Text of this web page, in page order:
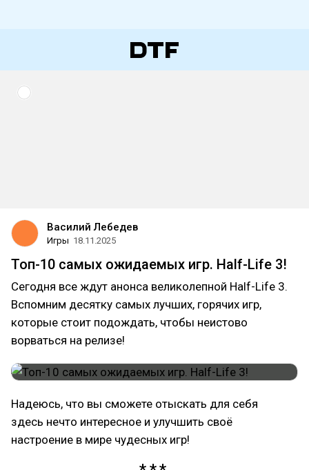
Василий Лебедев
Игры 18.11.2025
Топ-10 самых ожидаемых игр. Half-Life 3!
Сегодня все ждут анонса великолепной Half-Life 3.
Вспомним десятку самых лучших, горячих игр,
которые стоит подождать, чтобы неистово
ворваться на релизе!
Надеюсь, что вы сможете отыскать для себя
здесь нечто интересное и улучшить своё
настроение в мире чудесных игр!